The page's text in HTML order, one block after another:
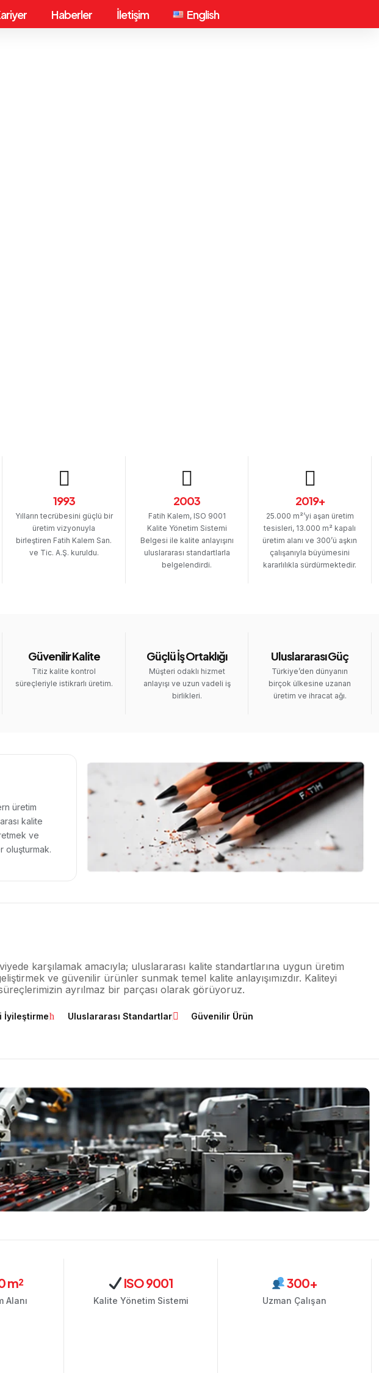
Haberler İletişim English
1993
Yılların tecrübesini güçlü bir
üretim vizyonuyla
birleştiren Fatih Kalem San.
ve Tic. A.Ş. kuruldu.
2003
Fatih Kalem, ISO 9001
Kalite Yönetim Sistemi
Belgesi ile kalite anlayışını
uluslararası standartlarla
belgelendirdi.
2019+
25.000 m²’yi aşan üretim
tesisleri, 13.000 m² kapalı
üretim alanı ve 300’ü aşkın
çalışanıyla büyümesini
kararlılıkla sürdürmektedir.
Güvenilir Kalite
Titiz kalite kontrol
süreçleriyle istikrarlı üretim.
Güçlü İş Ortaklığı
Müşteri odaklı hizmet
anlayışı ve uzun vadeli iş
birlikleri.
Uluslararası Güç
Türkiye’den dünyanın
birçok ülkesine uzanan
üretim ve ihracat ağı.
üretim
kalite
ve
oluşturmak.
karşılamak amacıyla; uluslararası kalite standartlarına uygun üretim
ve güvenilir ürünler sunmak temel kalite anlayışımızdır. Kaliteyi
ayrılmaz bir parçası olarak görüyoruz.
İyileştirme Uluslararası Standartlar Güvenilir Ürün
m²
Alanı
ISO 9001
Kalite Yönetim Sistemi
300+
Uzman Çalışan